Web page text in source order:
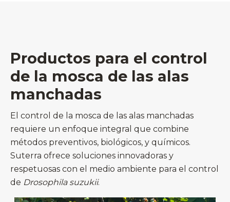
Productos para el control
de la mosca de las alas
manchadas
El control de la mosca de las alas manchadas
requiere un enfoque integral que combine
métodos preventivos, biológicos, y químicos.
Suterra ofrece soluciones innovadoras y
respetuosas con el medio ambiente para el control
de Drosophila suzukii.